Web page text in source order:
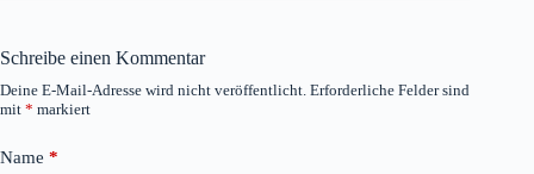
Schreibe einen Kommentar
Deine E-Mail-Adresse wird nicht veröffentlicht. Erforderliche Felder sind
mit * markiert
Name *